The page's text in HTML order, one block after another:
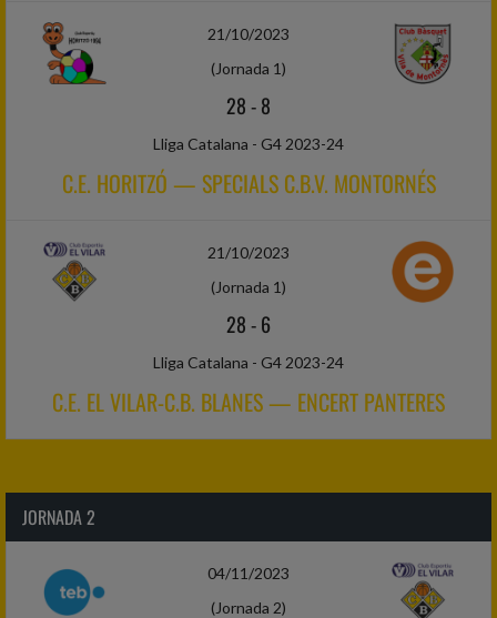
21/10/2023
(Jornada 1)
28-8
Lliga Catalana - G4 2023-24
C.E. HORITZÓ — SPECIALS C.B.V. MONTORNÉS
21/10/2023
(Jornada 1)
28-6
Lliga Catalana - G4 2023-24
C.E. EL VILAR-C.B. BLANES — ENCERT PANTERES
JORNADA 2
04/11/2023
(Jornada 2)